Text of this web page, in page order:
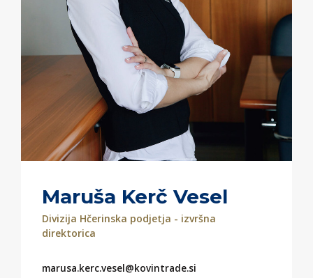
Maruša Kerč Vesel
Divizija Hčerinska podjetja - izvršna
direktorica
marusa.kerc.vesel@kovintrade.si